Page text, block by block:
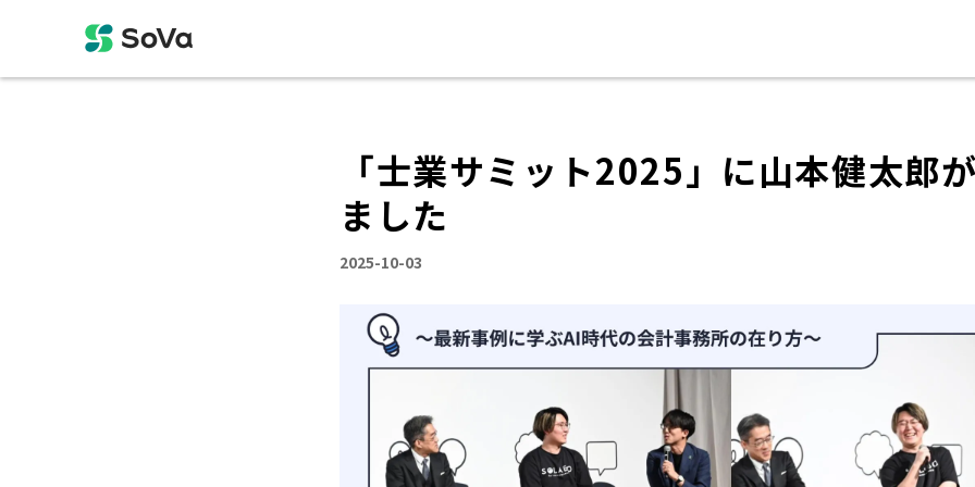
「士業サミット2025」に山本健太郎
ました
2025-10-03